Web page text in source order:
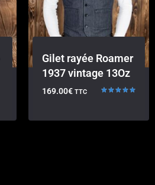
Gilet rayée Roamer
1937 vintage 13Oz
169.00€ TTC